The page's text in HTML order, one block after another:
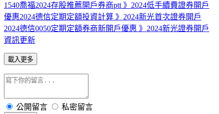
1540喬福2024存股推薦開戶券商ptt 》2024低手續費證券開戶
優惠2024德信定期定額投資計算 》2024新光首次證券開戶
2024德信0050定期定額券商新開戶優惠 》2024新光證券開戶
資訊更新
載入更多
公開留言 私密留言